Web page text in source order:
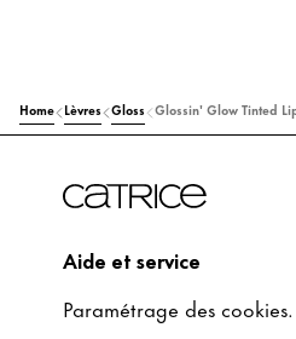
Home Lèvres Gloss Glossin' Glow Tinted
Aide et service
Paramétrage des cookies.